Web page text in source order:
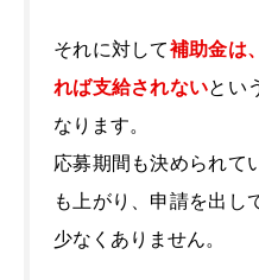
それに対して補助金は
れば支給されないとい
なります。
応募期間も決められて
も上がり、申請を出し
少なくありません。